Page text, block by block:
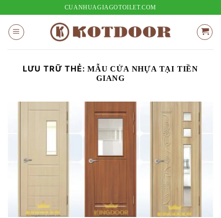
nội
dung
CUANHUAGIAGOTOILET.COM
LƯU TRỮ THẺ:MẪU CỬA NHỰA TẠI TIỀN
GIANG